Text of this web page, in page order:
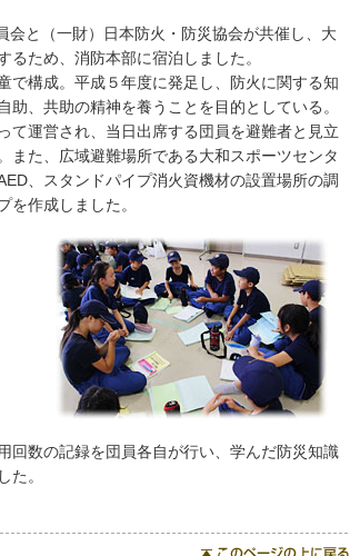
と（一財）日本防火・防災協会が共催し、大
ため、消防本部に宿泊しました。
構成。平成５年度に発足し、防火に関する知
、共助の精神を養うことを目的としている。
運営され、当日出席する団員を避難者と見立
また、広域避難場所である大和スポーツセンタ
、スタンドパイプ消火資機材の設置場所の調
を作成しました。
数の記録を団員各自が行い、学んだ防災知識
た。